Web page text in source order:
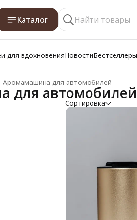
Каталог
для вдохновенияНовостиБестселлеры
Аромамашина для автомобилей
для автомобилей
Сортировка